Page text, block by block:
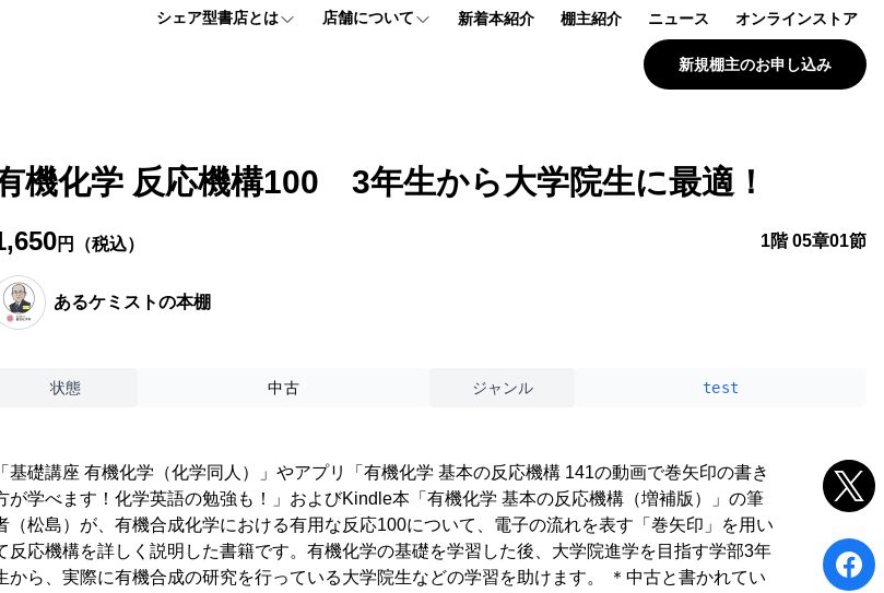
シェア型書店とは 店舗について 新着本紹介 棚主紹介 ニュース オンラインストア
新規棚主のお申し込み
機化学 反応機構100 3年生から大学院生に最適！
円（税込） 1階 05章01節
あるケミストの本棚
状態 中古 ジャンル test
「基礎講座 有機化学（化学同人）」やアプリ「有機化学 基本の反応機構 141の動画で巻矢印の書き
が学べます！化学英語の勉強も！」およびKindle本「有機化学 基本の反応機構（増補版）」の筆
（松島）が、有機合成化学における有用な反応100について、電子の流れを表す「巻矢印」を用い
反応機構を詳しく説明した書籍です。有機化学の基礎を学習した後、大学院進学を目指す学部3年
から、実際に有機合成の研究を行っている大学院生などの学習を助けます。 ＊中古と書かれてい